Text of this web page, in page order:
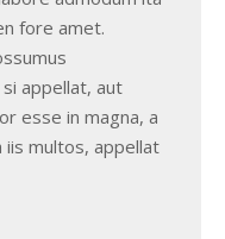
fore amet.
appellat, aut
esse in magna, a
iis multos, appellat